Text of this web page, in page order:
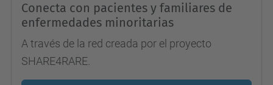
Conecta con pacientes y familiares de
enfermedades minoritarias
A través de la red creada por el proyecto
SHARE4RARE.